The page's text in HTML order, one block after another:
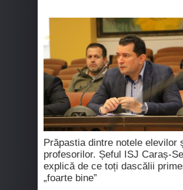
Prăpastia dintre notele elevilor
profesorilor. Șeful ISJ Caraș-
explică de ce toți dascălii
„foarte bine”